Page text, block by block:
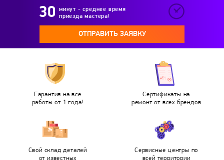
минут - среднее время
приезда мастера!
ОТПРАВИТЬ ЗАЯВКУ
Гарантия на все
работы от 1 года!
Сертификаты на
ремонт от всех брендов
Свой склад деталей
от известных
Сервисные центры по
всей территории